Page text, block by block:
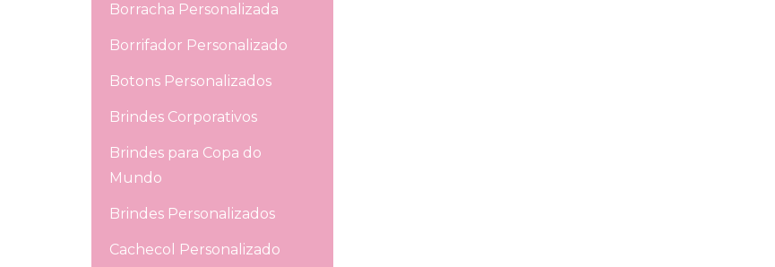
Borracha Personalizada
Borrifador Personalizado
Botons Personalizados
Brindes Corporativos
Brindes para Copa do
Mundo
Brindes Personalizados
Cachecol Personalizado